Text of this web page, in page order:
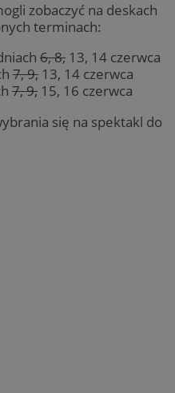
zobaczyć na deskach
terminach:
6, 8, 13, 14 czerwca
7, 9, 13, 14 czerwca
7, 9, 15, 16 czerwca
się na spektakl do